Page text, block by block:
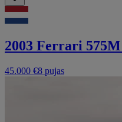
2003 Ferrari
45.000 €8 pujas